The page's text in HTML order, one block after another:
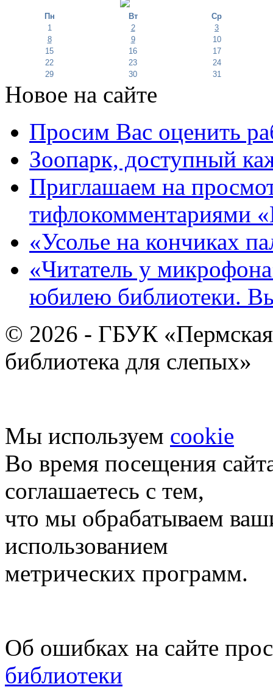
Пн Вт
Ср
1
2
3
8
9
10
15
16
17
22
23
24
29
30 31
Новое на сайте
Просим Вас оценить
Зоопарк, доступный
Приглашаем на
тифлокомментариями
«Усолье на кончиках
«Читатель у
юбилею библиотеки.
© 2026 - ГБУК «Пермская
библиотека для слепых»
Мы используем cookie
Во время посещения
соглашаетесь с тем,
что мы обрабатываем
использованием
метрических программ.
Об ошибках на сайте
библиотеки